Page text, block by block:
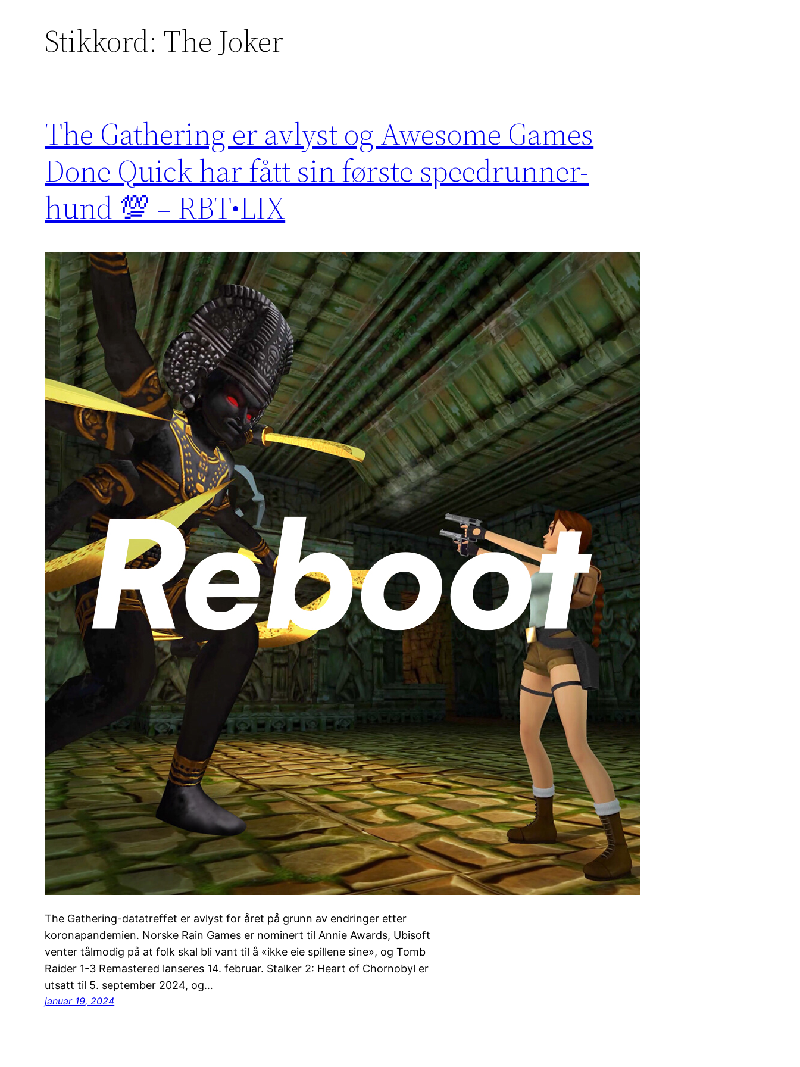
Stikkord: The Joker
The Gathering er avlyst og Awesome Games
Done Quick har fått sin første speedrunner-
hund 💯 – RBT•LIX
The Gathering-datatreffet er avlyst for året på grunn av endringer etter
koronapandemien. Norske Rain Games er nominert til Annie Awards, Ubisoft
venter tålmodig på at folk skal bli vant til å «ikke eie spillene sine», og Tomb
Raider 1-3 Remastered lanseres 14. februar. Stalker 2: Heart of Chornobyl er
utsatt til 5. september 2024, og…
januar 19, 2024